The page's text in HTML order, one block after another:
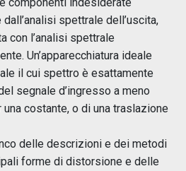
spettrale dell’uscita,
con l’analisi spettrale
Un’apparecchiatura ideale
il cui spettro è esattamente
segnale d’ingresso a meno
costante, o di una traslazione
delle descrizioni e dei metodi
forme di distorsione e delle